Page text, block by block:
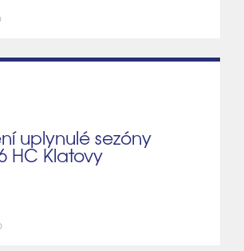
uplynulé sezóny
HC Klatovy